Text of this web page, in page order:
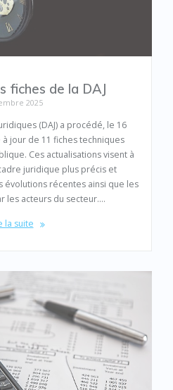
fiches de la DAJ
2025
(DAJ) a procédé, le 16
jour de 11 fiches techniques
Ces actualisations visent à
juridique plus précis et
récentes ainsi que les
les acteurs du secteur.…
la suite